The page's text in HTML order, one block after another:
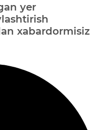
yer
xabardormisiz